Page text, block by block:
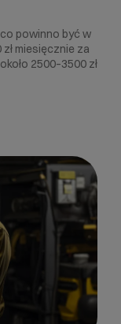
powinno być w
miesięcznie za
2500–3500 zł